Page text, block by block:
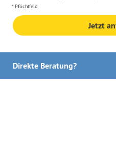
Pflichtfeld
Jetzt
Direkte Beratung?